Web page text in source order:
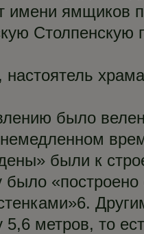
ямщиков
было
были к
было
метров, то